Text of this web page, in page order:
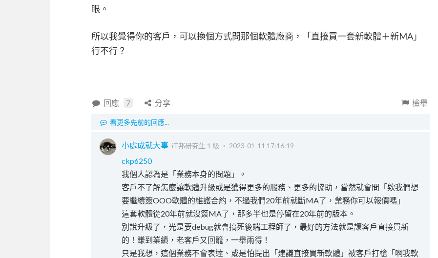
眼。
所以我覺得你的客戶，可以換個方式問那個軟體廠商，「直接買一套新軟體＋新MA」
行不行？
回應 7 分享 檢舉
看更多先前的回應...
小處成就大事 iT邦研究生 1 級 ‧ 2023-01-11 17:16:19
ckp6250
我個人認為是「業務本身的問題」。
客戶不了解怎麼讓軟體升級或是獲得更多的服務、更多的協助，當然就會問「欸我們想
要繼續簽OOO軟體的維護合約，不過我們20年前就斷MA了，業務你可以報價嗎」
這套軟體從20年前就沒簽MA了，那多半也是停留在20年前的版本。
別說升級了，光是要debug就會搞死後端工程師了，最好的方法就是讓客戶直接買新
的！賺到業績，老客戶又回籠，一舉兩得！
只是我想，這個業務不會表達、或是怕提出「建議直接買新軟體」被客戶打槍「啊我軟